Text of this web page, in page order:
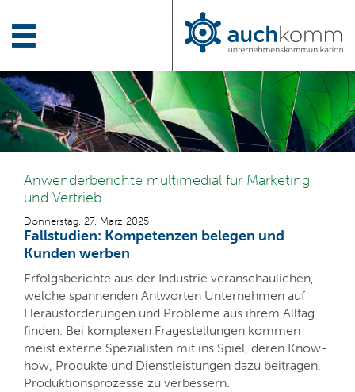
Anwenderberichte multimedial für Marketing
und Vertrieb
Donnerstag, 27. März 2025
Fallstudien: Kompetenzen belegen und
Kunden werben
Erfolgsberichte aus der Industrie veranschaulichen,
welche spannenden Antworten Unternehmen auf
Herausforderungen und Probleme aus ihrem Alltag
finden. Bei komplexen Fragestellungen kommen
meist externe Spezialisten mit ins Spiel, deren Know-
how, Produkte und Dienstleistungen dazu beitragen,
Produktionsprozesse zu verbessern.